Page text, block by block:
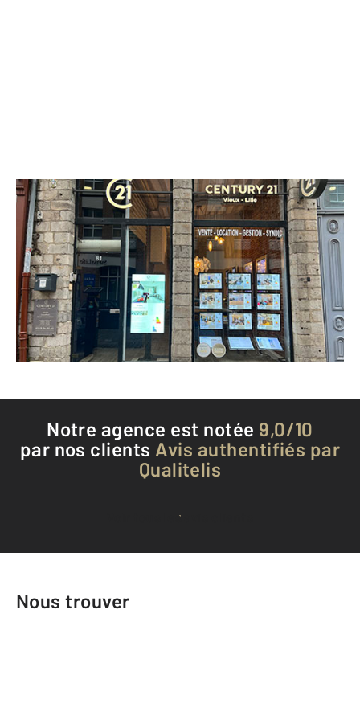
CENTURY 21 Vieux-Lille
1 rue du Palais de Justice
LILLE - 59800
Envoyer un message
Téléphoner à l'agence
Notre agence est notée 9,0/10
par nos clients Avis authentifiés par
Qualitelis
Voir tous les avis clients
Nous trouver